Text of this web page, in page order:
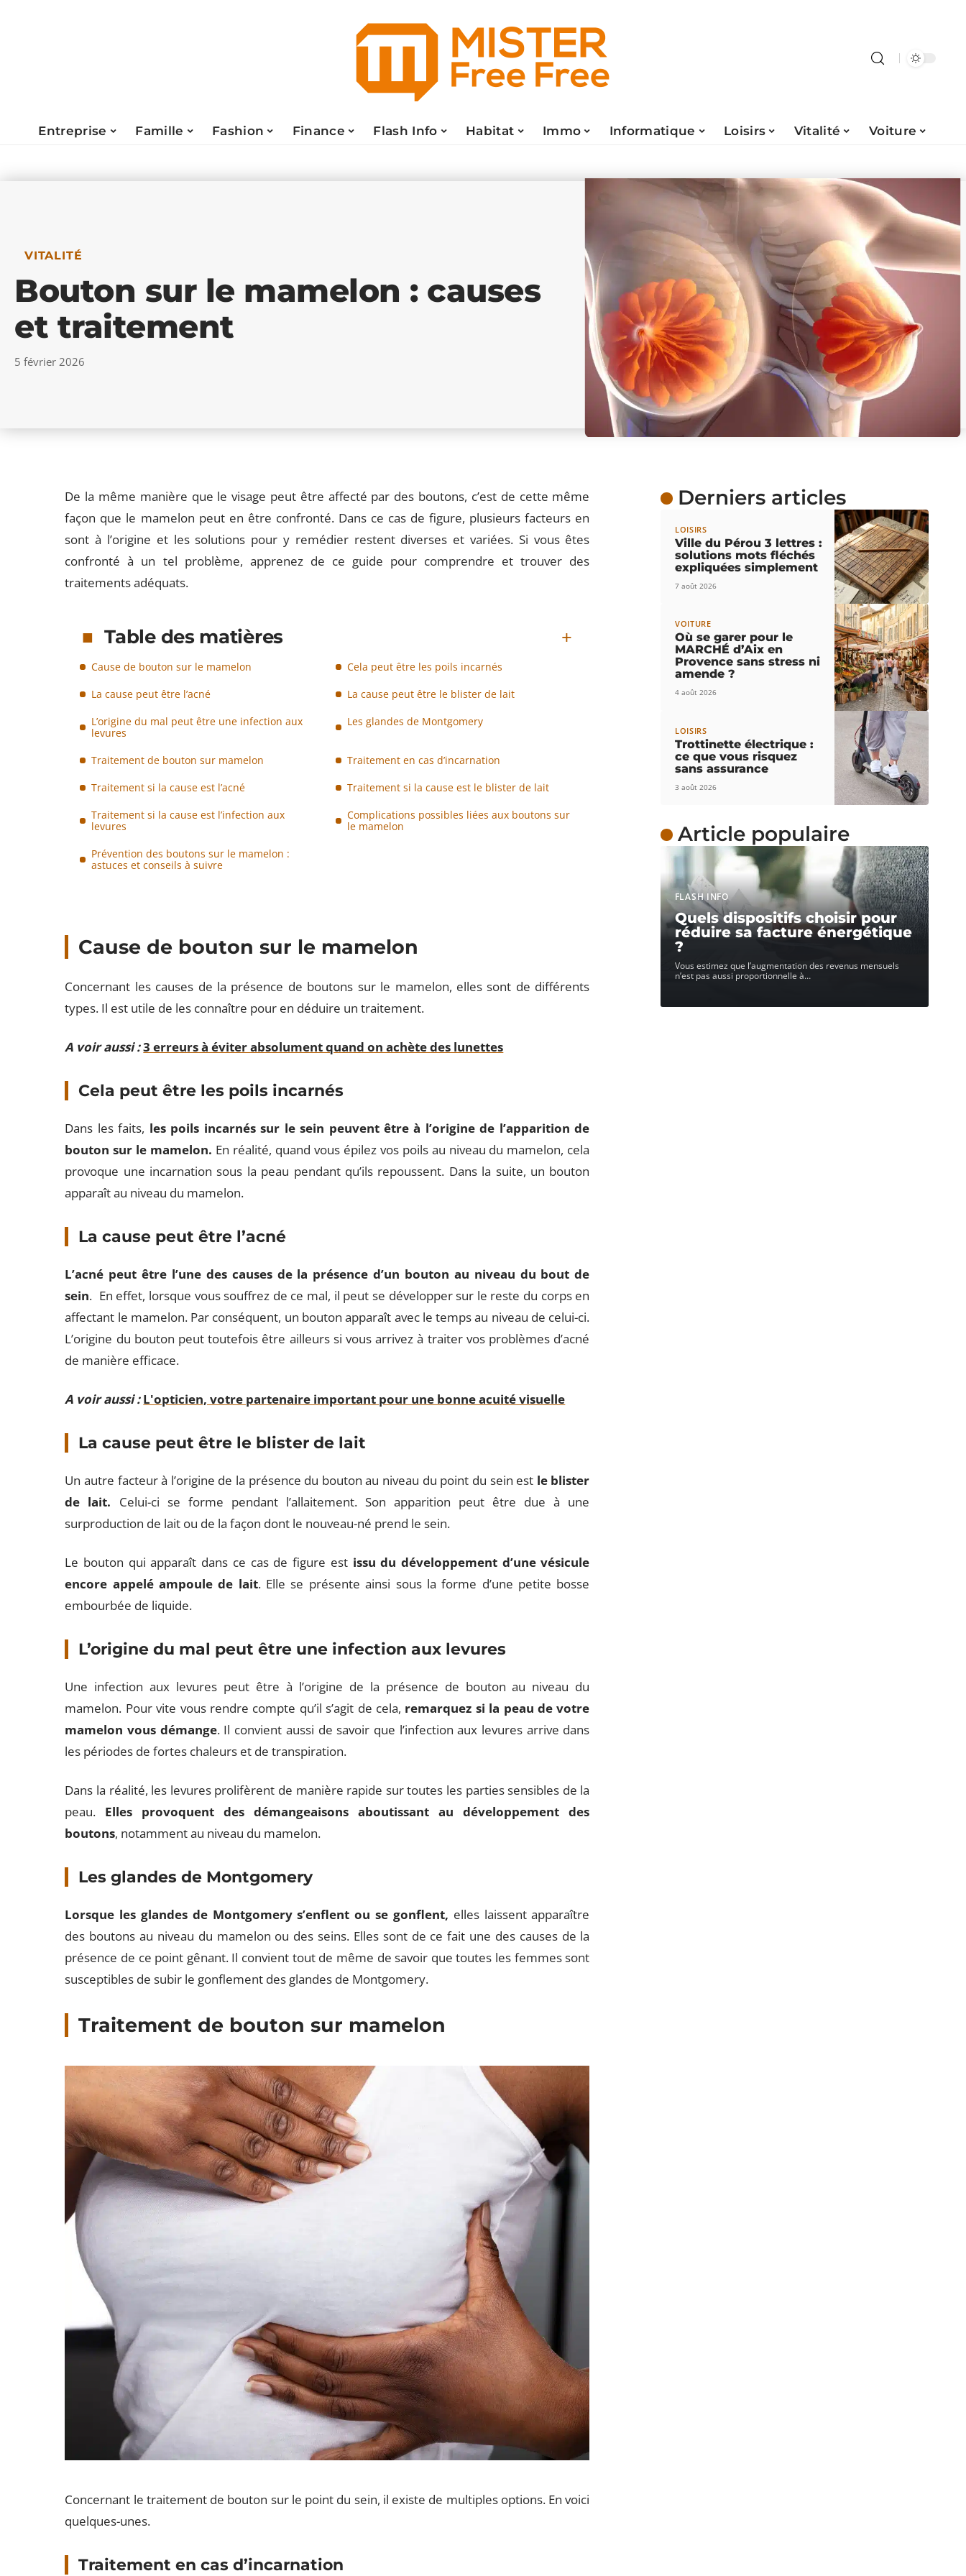
Entreprise Famille Fashion Finance Flash Info Habitat Immo Informatique Loisirs Vitalité Voiture
VITALITÉ
Bouton sur le mamelon : causes
et traitement
5 février 2026
De la même manière que le visage peut être affecté par des boutons, c’est de cette même
façon que le mamelon peut en être confronté. Dans ce cas de figure, plusieurs facteurs en
sont à l’origine et les solutions pour y remédier restent diverses et variées. Si vous êtes
confronté à un tel problème, apprenez de ce guide pour comprendre et trouver des
traitements adéquats.
Table des matières
Cause de bouton sur le mamelon
Cela peut être les poils incarnés
La cause peut être l’acné
La cause peut être le blister de lait
L’origine du mal peut être une infection aux
levures
Les glandes de Montgomery
Traitement de bouton sur mamelon
Traitement en cas d’incarnation
Traitement si la cause est l’acné
Traitement si la cause est le blister de lait
Traitement si la cause est l’infection aux
levures
Complications possibles liées aux boutons sur
le mamelon
Prévention des boutons sur le mamelon :
astuces et conseils à suivre
Cause de bouton sur le mamelon
Concernant les causes de la présence de boutons sur le mamelon, elles sont de différents
types. Il est utile de les connaître pour en déduire un traitement.
A voir aussi :3 erreurs à éviter absolument quand on achète des lunettes
Cela peut être les poils incarnés
Dans les faits, les poils incarnés sur le sein peuvent être à l’origine de l’apparition de
bouton sur le mamelon. En réalité, quand vous épilez vos poils au niveau du mamelon, cela
provoque une incarnation sous la peau pendant qu’ils repoussent. Dans la suite, un bouton
apparaît au niveau du mamelon.
La cause peut être l’acné
L’acné peut être l’une des causes de la présence d’un bouton au niveau du bout de
sein. En effet, lorsque vous souffrez de ce mal, il peut se développer sur le reste du corps en
affectant le mamelon. Par conséquent, un bouton apparaît avec le temps au niveau de celui-ci.
L’origine du bouton peut toutefois être ailleurs si vous arrivez à traiter vos problèmes d’acné
de manière efficace.
A voir aussi : L'opticien, votre partenaire important pour une bonne acuité visuelle
La cause peut être le blister de lait
Un autre facteur à l’origine de la présence du bouton au niveau du point du sein est le blister
de lait. Celui-ci se forme pendant l’allaitement. Son apparition peut être due à une
surproduction de lait ou de la façon dont le nouveau-né prend le sein.
Le bouton qui apparaît dans ce cas de figure est issu du développement d’une vésicule
encore appelé ampoule de lait. Elle se présente ainsi sous la forme d’une petite bosse
embourbée de liquide.
L’origine du mal peut être une infection aux levures
Une infection aux levures peut être à l’origine de la présence de bouton au niveau du
mamelon. Pour vite vous rendre compte qu’il s’agit de cela, remarquez si la peau de votre
mamelon vous démange. Il convient aussi de savoir que l’infection aux levures arrive dans
les périodes de fortes chaleurs et de transpiration.
Dans la réalité, les levures prolifèrent de manière rapide sur toutes les parties sensibles de la
peau. Elles provoquent des démangeaisons aboutissant au développement des
boutons, notamment au niveau du mamelon.
Les glandes de Montgomery
Lorsque les glandes de Montgomery s’enflent ou se gonflent, elles laissent apparaître
des boutons au niveau du mamelon ou des seins. Elles sont de ce fait une des causes de la
présence de ce point gênant. Il convient tout de même de savoir que toutes les femmes sont
susceptibles de subir le gonflement des glandes de Montgomery.
Traitement de bouton sur mamelon
Concernant le traitement de bouton sur le point du sein, il existe de multiples options. En voici
quelques-unes.
Traitement en cas d’incarnation
Derniers articles
LOISIRS
Ville du Pérou 3 lettres :
solutions mots fléchés
expliquées simplement
7 août 2026
VOITURE
Où se garer pour le
MARCHÉ d’Aix en
Provence sans stress ni
amende ?
4 août 2026
LOISIRS
Trottinette électrique :
ce que vous risquez
sans assurance
3 août 2026
Article populaire
FLASH INFO
Quels dispositifs choisir pour
réduire sa facture énergétique
?
Vous estimez que l’augmentation des revenus mensuels
n’est pas aussi proportionnelle à…